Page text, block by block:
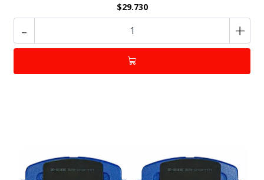
$29.730
- +